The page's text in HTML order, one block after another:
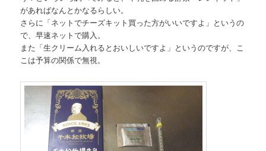
があればなんとかなるらしい。
さらに「ネットでチーズキット買った方がいいですよ」というの
で、早速ネットで購入。
また「生クリーム入れるとおいしいですよ」というのですが、こ
こは予算の関係で無視。